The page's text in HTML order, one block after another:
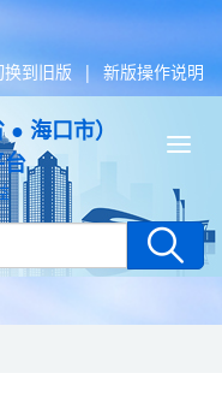
换到旧版 | 新版操作说明
海口市）